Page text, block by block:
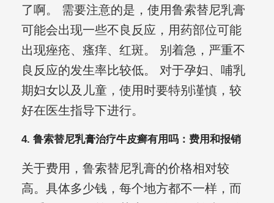
了啊。 需要注意的是，使用鲁索替尼乳膏
可能会出现一些不良反应，用药部位可能
出现痤疮、瘙痒、红斑。 别着急，严重不
良反应的发生率比较低。 对于孕妇、哺乳
期妇女以及儿童，使用时要特别谨慎，较
好在医生指导下进行。
4. 鲁索替尼乳膏治疗牛皮癣有用吗：费用和报销
关于费用，鲁索替尼乳膏的价格相对较
高。具体多少钱，每个地方都不一样，而